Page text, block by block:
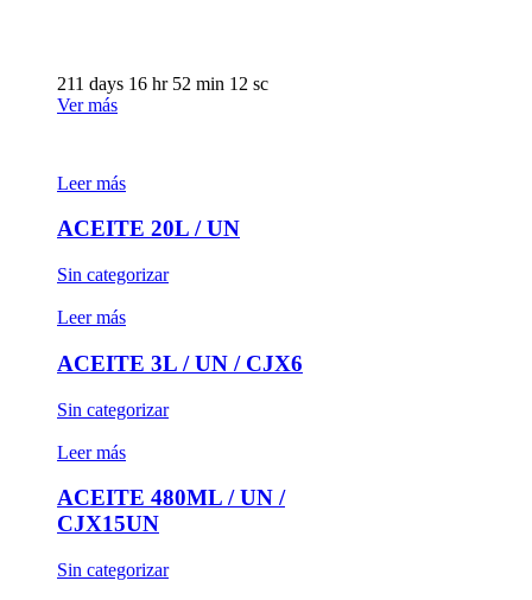
211 days 16 hr 52 min 11 sc
Ver más
Leer más
ACEITE 20L / UN
Sin categorizar
Leer más
ACEITE 3L / UN / CJX6
Sin categorizar
Leer más
ACEITE 480ML / UN /
CJX15UN
Sin categorizar